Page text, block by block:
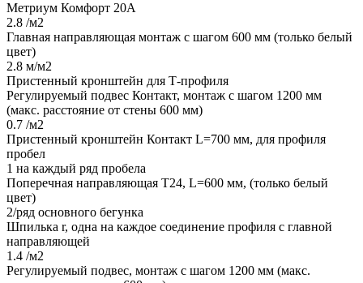
Метриум Комфорт 20А
2.8 /м2
Главная направляющая монтаж с шагом 600 мм (только белый
цвет)
2.8 м/м2
Пристенный кронштейн для Т-профиля
Регулируемый подвес Контакт, монтаж с шагом 1200 мм
(макс. расстояние от стены 600 мм)
0.7 /м2
Пристенный кронштейн Контакт L=700 мм, для профиля
пробел
1 на каждый ряд пробела
Поперечная направляющая Т24, L=600 мм, (только белый
цвет)
2/ряд основного бегунка
Шпилька r, одна на каждое соединение профиля с главной
направляющей
1.4 /м2
Регулируемый подвес, монтаж с шагом 1200 мм (макс.